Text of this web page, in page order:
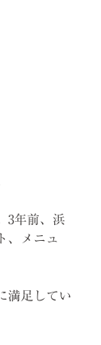
3年前、浜
、メニュ
満足してい